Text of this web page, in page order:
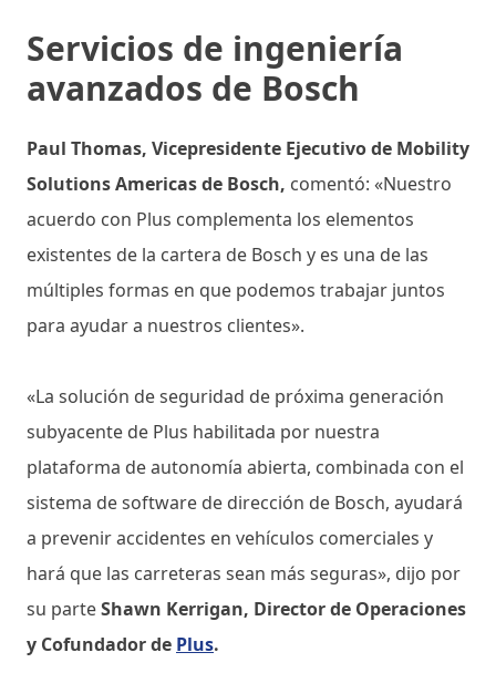
Servicios de ingeniería
avanzados de Bosch
Paul Thomas, Vicepresidente Ejecutivo de Mobility
Solutions Americas de Bosch, comentó: «Nuestro
acuerdo con Plus complementa los elementos
existentes de la cartera de Bosch y es una de las
múltiples formas en que podemos trabajar juntos
para ayudar a nuestros clientes».
«La solución de seguridad de próxima generación
subyacente de Plus habilitada por nuestra
plataforma de autonomía abierta, combinada con el
sistema de software de dirección de Bosch, ayudará
a prevenir accidentes en vehículos comerciales y
hará que las carreteras sean más seguras», dijo por
su parteShawn Kerrigan, Director de Operaciones
y Cofundador de Plus.